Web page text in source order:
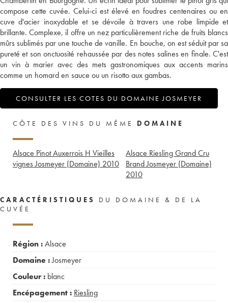
compose cette cuvée. Celui-ci est élevé en foudres centenaires ou en
cuve d'acier inoxydable et se dévoile à travers une robe limpide et
brillante. Complexe, il offre un nez particulièrement riche de fruits blancs
mûrs sublimés par une touche de vanille. En bouche, on est séduit par sa
pureté et son onctuosité rehaussée par des notes salines en finale. C'est
un vin à marier avec des mets gastronomiques aux accents marins
comme un homard en sauce ou un risotto aux gambas.
CONSULTER LES COTES DU DOMAINE JOSMEYER
CÔTE DES VINS DU MÊME DOMAINE
Alsace Pinot Auxerrois H Vieilles
vignes Josmeyer (Domaine) 2010
Alsace Riesling Grand Cru
Brand Josmeyer (Domaine)
2010
CARACTÉRISTIQUES
DU DOMAINE & DE LA
CUVÉE
Région :Alsace
Domaine :Josmeyer
Couleur : blanc
Encépagement : Riesling